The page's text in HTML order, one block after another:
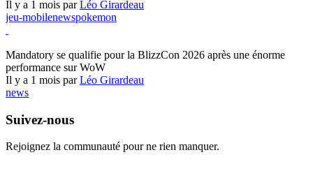
Il y a 1 mois parLéo Girardeau
jeu-mobilenewspokemon
Mandatory se qualifie pour la BlizzCon 2026 après une énorme
performance sur WoW
Il y a 1 mois parLéo Girardeau
news
Suivez-nous
Rejoignez la communauté pour ne rien manquer.